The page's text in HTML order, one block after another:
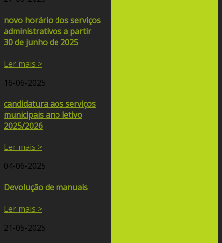
novo horário dos serviços
administrativos a partir
30 de junho de 2025
Ler mais >
16-06-2025
candidatura aos serviços
municipais ano letivo
2025/2026
Ler mais >
04-06-2025
Devolução de manuais
Ler mais >
21-05-2025